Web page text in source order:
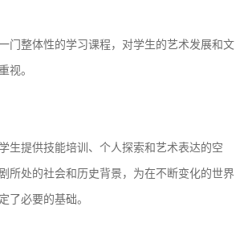
门整体性的学习课程，对学生的艺术发展和文
视。
生提供技能培训、个人探索和艺术表达的空
所处的社会和历史背景，为在不断变化的世界
了必要的基础。